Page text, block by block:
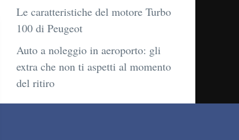
Le caratteristiche del motore Turbo
100 di Peugeot
Auto a noleggio in aeroporto: gli
extra che non ti aspetti al momento
del ritiro